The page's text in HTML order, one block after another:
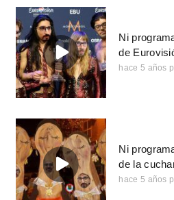
Ni
de
hace 5 años
Ni
de la
hace 5 años